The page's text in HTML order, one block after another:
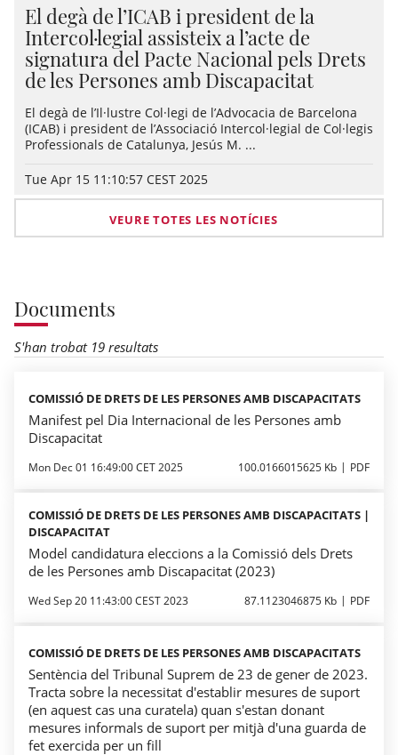
El degà de l’ICAB i president de la
Intercol·legial assisteix a l’acte de
signatura del Pacte Nacional pels Drets
de les Persones amb Discapacitat
El degà de l’Il·lustre Col·legi de l’Advocacia de Barcelona
(ICAB) i president de l’Associació Intercol·legial de Col·legis
Professionals de Catalunya, Jesús M. ...
Tue Apr 15 11:10:57 CEST 2025
VEURE TOTES LES NOTÍCIES
Documents
S'han trobat 19 resultats
COMISSIÓ DE DRETS DE LES PERSONES AMB DISCAPACITATS
Manifest pel Dia Internacional de les Persones amb
Discapacitat
Mon Dec 01 16:49:00 CET 2025 100.0166015625 Kb PDF
COMISSIÓ DE DRETS DE LES PERSONES AMB DISCAPACITATS |
DISCAPACITAT
Model candidatura eleccions a la Comissió dels Drets
de les Persones amb Discapacitat (2023)
Wed Sep 20 11:43:00 CEST 2023 87.1123046875 Kb PDF
COMISSIÓ DE DRETS DE LES PERSONES AMB DISCAPACITATS
Sentència del Tribunal Suprem de 23 de gener de 2023.
Tracta sobre la necessitat d'establir mesures de suport
(en aquest cas una curatela) quan s'estan donant
mesures informals de suport per mitjà d'una guarda de
fet exercida per un fill